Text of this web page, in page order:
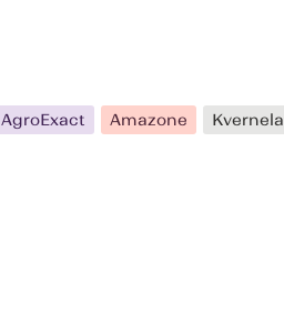
AgroExact Amazone